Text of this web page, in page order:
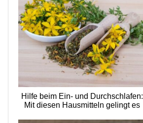
Hilfe beim Ein- und Durchschlafen:
Mit diesen Hausmitteln gelingt es